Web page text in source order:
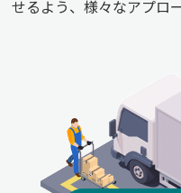
せるよう、様々なアプロ